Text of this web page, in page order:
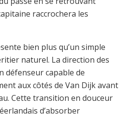
raccrochera les
bien plus qu’un simple
naturel. La direction des
défenseur capable de
aux côtés de Van Dijk avant
Cette transition en douceur
d’absorber